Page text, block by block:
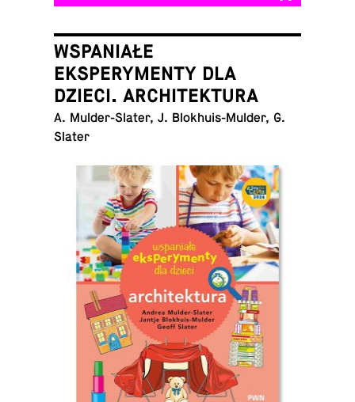
WSPANIAŁE
EKSPERYMENTY DLA
DZIECI. ARCHITEKTURA
A. Mul­der-Sla­ter, J. Blo­khu­is-Mul­der, G.
Slater